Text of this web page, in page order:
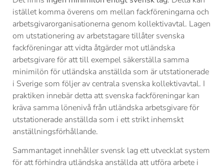
istället komma överens om mellan fackföreningarna och
arbetsgivarorganisationerna genom kollektivavtal. Lagen
om utstationering av arbetstagare tillåter svenska
fackföreningar att vidta åtgärder mot utländska
arbetsgivare för att till exempel säkerställa samma
minimilön för utländska anställda som är utstationerade
i Sverige som följer av centrala svenska kollektivavtal. I
praktiken innebär detta att svenska fackföreningar kan
kräva samma lönenivå från utländska arbetsgivare för
utstationerade anställda som i ett strikt inhemskt
anställningsförhållande.
Sammantaget innehåller svensk lag ett utvecklat system
för att förhindra utländska anställda att utföra arbete i